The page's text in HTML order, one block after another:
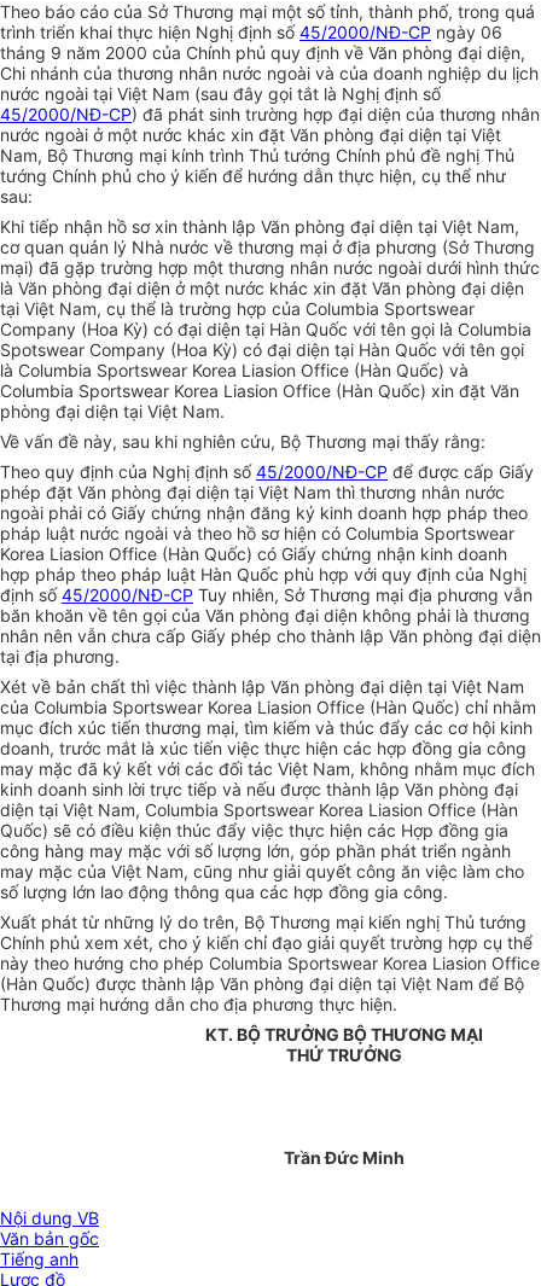
Theo báo cáo của Sở Thương mại một số tỉnh, thành phố, trong quá
trình triển khai thực hiện Nghị định số45/2000/NĐ-CP ngày 06
tháng 9 năm 2000 của Chính phủ quy định về Văn phòng đại diện,
Chi nhánh của thương nhân nước ngoài và của doanh nghiệp du lịch
nước ngoài tại Việt Nam (sau đây gọi tắt là Nghị định số
45/2000/NĐ-CP) đã phát sinh trường hợp đại diện của thương nhân
nước ngoài ở một nước khác xin đặt Văn phòng đại diện tại Việt
Nam, Bộ Thương mại kính trình Thủ tướng Chính phủ đề nghị Thủ
tướng Chính phủ cho ý kiến để hướng dẫn thực hiện, cụ thể như
sau:
Khi tiếp nhận hồ sơ xin thành lập Văn phòng đại diện tại Việt Nam,
cơ quan quản lý Nhà nước về thương mại ở địa phương (Sở Thương
mại) đã gặp trường hợp một thương nhân nước ngoài dưới hình thức
là Văn phòng đại diện ở một nước khác xin đặt Văn phòng đại diện
tại Việt Nam, cụ thể là trường hợp của Columbia Sportswear
Company (Hoa Kỳ) có đại diện tại Hàn Quốc với tên gọi là Columbia
Spotswear Company (Hoa Kỳ) có đại diện tại Hàn Quốc với tên gọi
là Columbia Sportswear Korea Liasion Office (Hàn Quốc) và
Columbia Sportswear Korea Liasion Office (Hàn Quốc) xin đặt Văn
phòng đại diện tại Việt Nam.
Về vấn đề này, sau khi nghiên cứu, Bộ Thương mại thấy rằng:
Theo quy định của Nghị định số45/2000/NĐ-CP để được cấp Giấy
phép đặt Văn phòng đại diện tại Việt Nam thì thương nhân nước
ngoài phải có Giấy chứng nhận đăng ký kinh doanh hợp pháp theo
pháp luật nước ngoài và theo hồ sơ hiện có Columbia Sportswear
Korea Liasion Office (Hàn Quốc) có Giấy chứng nhận kinh doanh
hợp pháp theo pháp luật Hàn Quốc phù hợp với quy định của Nghị
định số45/2000/NĐ-CP Tuy nhiên, Sở Thương mại địa phương vẫn
băn khoăn về tên gọi của Văn phòng đại diện không phải là thương
nhân nên vẫn chưa cấp Giấy phép cho thành lập Văn phòng đại diện
tại địa phương.
Xét về bản chất thì việc thành lập Văn phòng đại diện tại Việt Nam
của Columbia Sportswear Korea Liasion Office (Hàn Quốc) chỉ nhằm
mục đích xúc tiến thương mại, tìm kiếm và thúc đẩy các cơ hội kinh
doanh, trước mắt là xúc tiến việc thực hiện các hợp đồng gia công
may mặc đã ký kết với các đối tác Việt Nam, không nhằm mục đích
kinh doanh sinh lời trực tiếp và nếu được thành lập Văn phòng đại
diện tại Việt Nam, Columbia Sportswear Korea Liasion Office (Hàn
Quốc) sẽ có điều kiện thúc đẩy việc thực hiện các Hợp đồng gia
công hàng may mặc với số lượng lớn, góp phần phát triển ngành
may mặc của Việt Nam, cũng như giải quyết công ăn việc làm cho
số lượng lớn lao động thông qua các hợp đồng gia công.
Xuất phát từ những lý do trên, Bộ Thương mại kiến nghị Thủ tướng
Chính phủ xem xét, cho ý kiến chỉ đạo giải quyết trường hợp cụ thể
này theo hướng cho phép Columbia Sportswear Korea Liasion Office
(Hàn Quốc) được thành lập Văn phòng đại diện tại Việt Nam để Bộ
Thương mại hướng dẫn cho địa phương thực hiện.
KT. BỘ TRƯỞNG BỘ THƯƠNG MẠI
THỨ TRƯỞNG
Trần Đức Minh
Nội dung VB
Văn bản gốc
Tiếng anh
Lược đồ